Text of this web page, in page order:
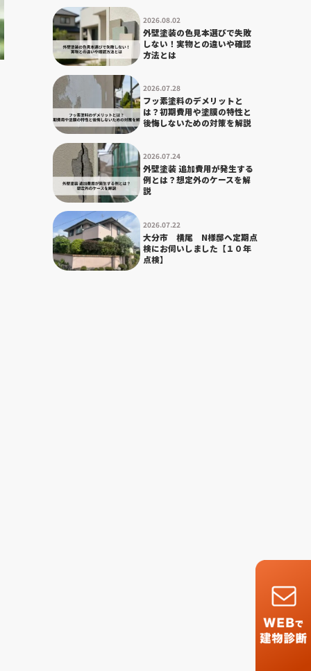
2026.08.02
外壁塗装の色見本選びで失敗
しない！実物との違いや確認
方法とは
2026.07.28
フッ素塗料のデメリットと
は？初期費用や塗膜の特性と
後悔しないための対策を解説
2026.07.24
外壁塗装 追加費用が発生する
例とは？想定外のケースを解
説
2026.07.22
大分市 横尾 N様邸へ定期点
検にお伺いしました【１０年
点検】